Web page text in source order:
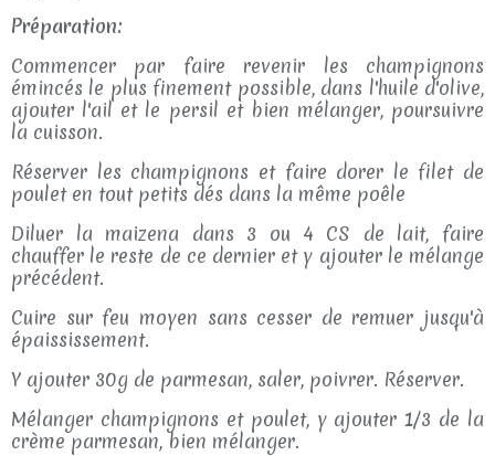
Préparation:
Commencer par faire revenir les champignons
émincés le plus finement possible, dans l'huile d'olive,
ajouter l'ail et le persil et bien mélanger, poursuivre
la cuisson.
Réserver les champignons et faire dorer le filet de
poulet en tout petits dés dans la même poêle
Diluer la maizena dans 3 ou 4 CS de lait, faire
chauffer le reste de ce dernier et y ajouter le mélange
précédent.
Cuire sur feu moyen sans cesser de remuer jusqu'à
épaississement.
Y ajouter 30g de parmesan, saler, poivrer. Réserver.
Mélanger champignons et poulet, y ajouter 1/3 de la
crème parmesan, bien mélanger.